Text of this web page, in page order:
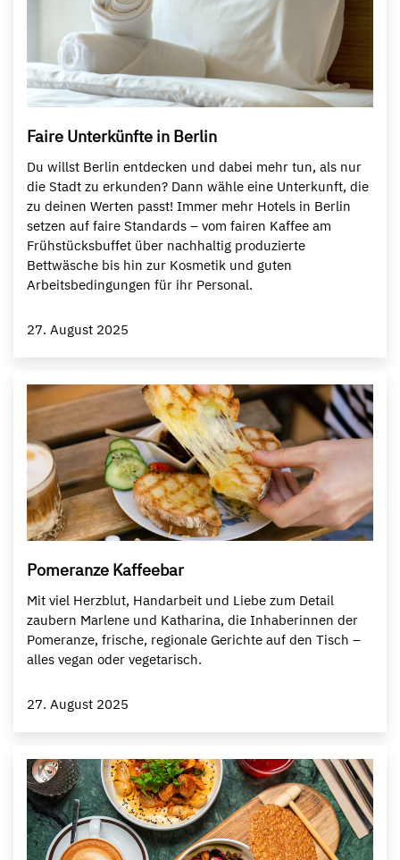
Faire Unterkünfte in Berlin
Du willst Berlin entdecken und dabei mehr tun, als nur
die Stadt zu erkunden? Dann wähle eine Unterkunft, die
zu deinen Werten passt! Immer mehr Hotels in Berlin
setzen auf faire Standards – vom fairen Kaffee am
Frühstücksbuffet über nachhaltig produzierte
Bettwäsche bis hin zur Kosmetik und guten
Arbeitsbedingungen für ihr Personal.
27. August 2025
Pomeranze Kaffeebar
Mit viel Herzblut, Handarbeit und Liebe zum Detail
zaubern Marlene und Katharina, die Inhaberinnen der
Pomeranze, frische, regionale Gerichte auf den Tisch –
alles vegan oder vegetarisch.
27. August 2025